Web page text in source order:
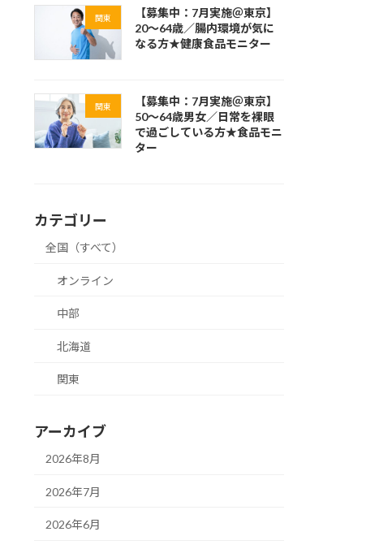
関東
【募集中：7月実施＠東京】
20～64歳／腸内環境が気に
なる方★健康食品モニター
関東
【募集中：7月実施＠東京】
50～64歳男女／日常を裸眼
で過ごしている方★食品モニ
ター
カテゴリー
全国（すべて）
オンライン
中部
北海道
関東
アーカイブ
2026年8月
2026年7月
2026年6月